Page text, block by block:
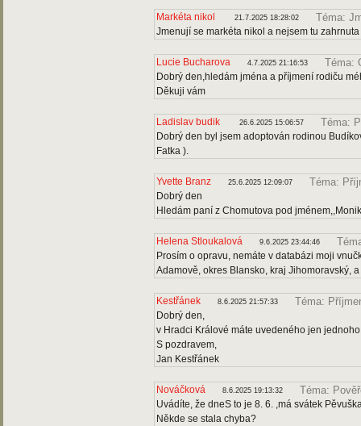
Markéta nikol 21.7.2025 18:28:02 Téma:
Jmenují se markéta nikol a nejsem tu
Lucie Bucharova 4.7.2025 21:16:53 Téma:
Dobrý den,hledám jména a příjmení rodiču
Děkuji vám
Ladislav budik 26.6.2025 15:06:57 Téma:
Dobrý den byl jsem adoptován rodinou
Fatka ).
Yvette Branz 25.6.2025 12:09:07 Téma:
Dobrý den
Hledám paní z Chomutova pod
Helena Stloukalová 9.6.2025 23:44:46
Prosím o opravu, nemáte v databázi moji
Adamově, okres Blansko, kraj Jihomoravský,
Kestřánek 8.6.2025 21:57:33 Téma:
Dobrý den,
v Hradci Králové máte uvedeného jen
S pozdravem,
Jan Kestřánek
Nováčková 8.6.2025 19:13:32 Téma:
Uvádíte, že dneS to je 8. 6. ,má svátek
Někde se stala chyba?